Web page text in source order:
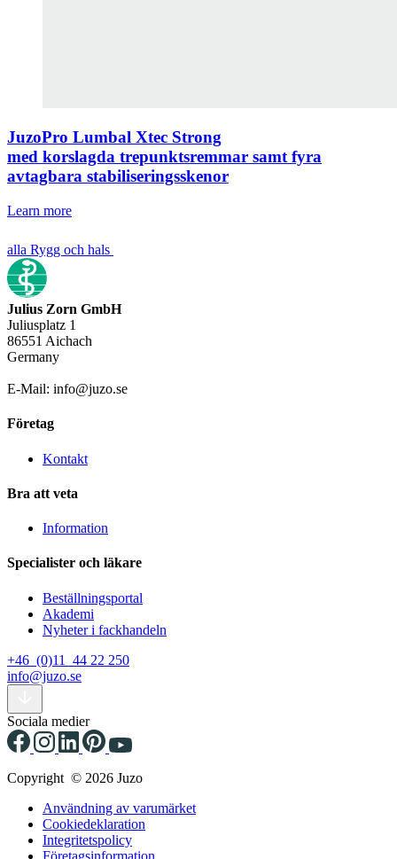
JuzoPro Lumbal Xtec Strong
med korslagda trepunktsremmar samt fyra
avtagbara stabiliseringsskenor
Learn more
alla Rygg och hals
Julius Zorn GmbH
Juliusplatz 1
86551 Aichach
Germany
E-Mail: info@juzo.se
Företag
Kontakt
Bra att veta
Information
Specialister och läkare
Beställningsportal
Akademi
Nyheter i fackhandeln
+46 (0)11 44 22 250
info@juzo.se
Sociala medier
Copyright © 2026 Juzo
Användning av varumärket
Cookiedeklaration
Integritetspolicy
Företagsinformation